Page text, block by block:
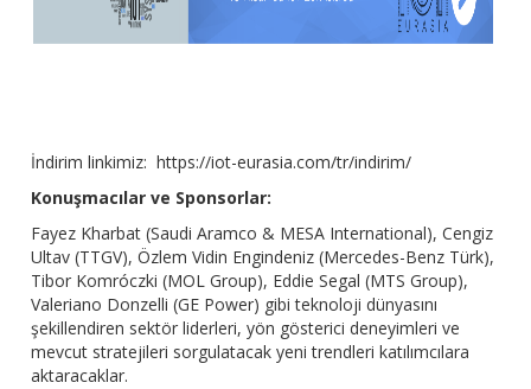
İndirim linkimiz: https://iot-eurasia.com/tr/indirim/
Konuşmacılar ve Sponsorlar:
Fayez Kharbat (Saudi Aramco & MESA International), Cengiz
Ultav (TTGV), Özlem Vidin Engindeniz (Mercedes-Benz Türk),
Tibor Komróczki (MOL Group), Eddie Segal (MTS Group),
Valeriano Donzelli (GE Power) gibi teknoloji dünyasını
şekillendiren sektör liderleri, yön gösterici deneyimleri ve
mevcut stratejileri sorgulatacak yeni trendleri katılımcılara
aktaracaklar.